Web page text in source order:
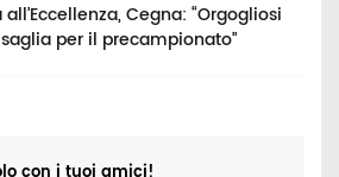
Cegna: “Orgogliosi
per il precampionato”